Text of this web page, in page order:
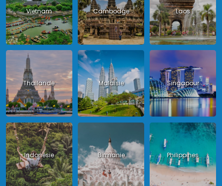
Vietnam Cambodge Laos
Thailande Malaisie Singapour
Indonésie Birmanie Philippines